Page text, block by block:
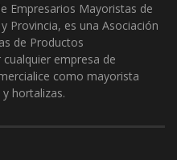
Empresarios Mayoristas de
Provincia, es una Asociación
de Productos
empresa de
como mayorista
hortalizas.